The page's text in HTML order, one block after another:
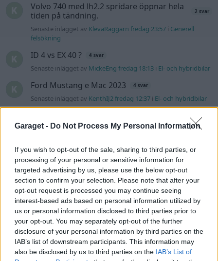
Garaget - Do Not Process My Personal Information
If you wish to opt-out of the sale, sharing to third parties, or
processing of your personal or sensitive information for
targeted advertising by us, please use the below opt-out
section to confirm your selection. Please note that after your
opt-out request is processed you may continue seeing
interest-based ads based on personal information utilized by
us or personal information disclosed to third parties prior to
your opt-out. You may separately opt-out of the further
disclosure of your personal information by third parties on the
IAB’s list of downstream participants. This information may
also be disclosed by us to third parties on the IAB’s List of
Volvo 740 med lh2.2 spridare öppnar hela
tiden på tändning.
2 svar
Senaste inlägget av KlevaRaggarn fredag 23:57 i Generell
felsökning
ID 4 vs EX 40 ? 4 svar
Senaste inlägget av MickeEng fredag 18:13 i El- och hybridbilar
Ford Mustang e Mac 2023 4 svar
Senaste inlägget av KenthIJ2 fredag 12:37 i El- och hybridbilar
Senaste inlägget avJeppegaming fredag 00:53iMotorteknik
Passat -13 2.0tdi DSG Växellåda bråkar 10 svar
Senaste inlägget avThe-GOAT torsdag 20:54iGenerell
felsökning
Man man ha mindre ström till
Motorvärmare?
4 svar
Senaste inlägget av BilFixare torsdag 14:37 El- och hybridbilar
Senaste projektinläggen
Vw 1956 oval prosjekt 12 svar